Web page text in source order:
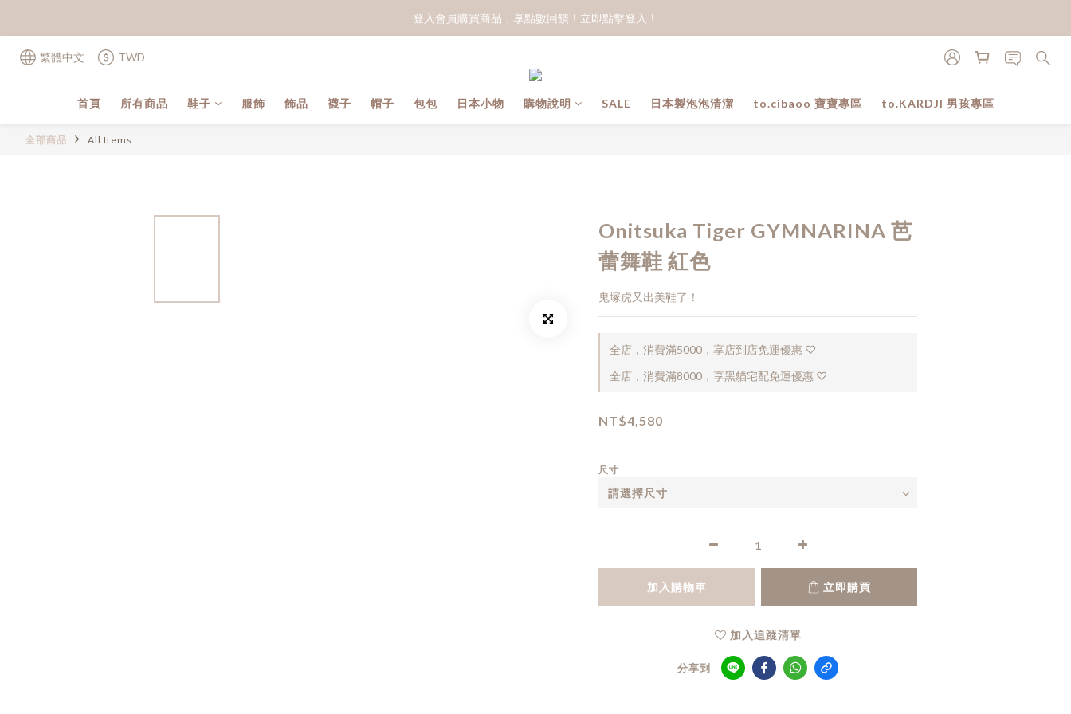
登入會員購買商品，享點數回饋！立即點擊登入！
繁體中文 TWD
首頁 所有商品 鞋子 服飾 飾品 襪子 帽子 包包 日本小物 購物說明 SALE 日本製泡泡清潔 to.cibaoo 寶寶專區 to.KARDJI 男孩專區
全部商品 All Items
Onitsuka Tiger GYMNARINA 芭
蕾舞鞋 紅色
鬼塚虎又出美鞋了！
全店，消費滿5000，享店到店免運優惠 ♡
全店，消費滿8000，享黑貓宅配免運優惠 ♡
NT$4,580
尺寸
加入購物車 立即購買
加入追蹤清單
分享到